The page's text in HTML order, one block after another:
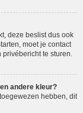
deze beslist dus ook
moet je contact
privébericht te sturen.
andere kleur?
hebben, dit